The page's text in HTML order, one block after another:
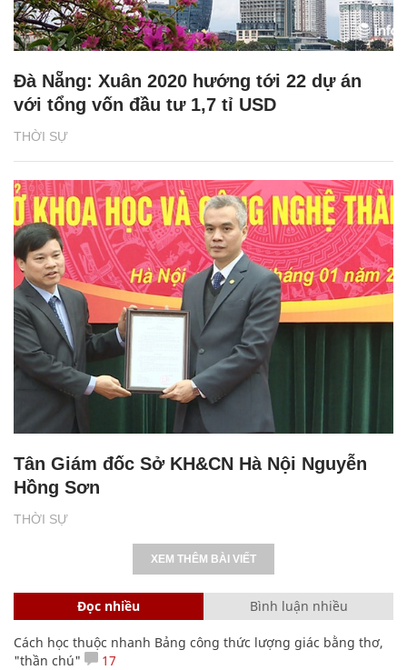
THỜI SỰ
Đà Nẵng: Xuân 2020 hướng tới 22 dự án
với tổng vốn đầu tư 1,7 tỉ USD
THỜI SỰ
Tân Giám đốc Sở KH&CN Hà Nội Nguyễn
Hồng Sơn
XEM THÊM BÀI VIẾT
Đọc nhiều Bình luận nhiều
Cách học thuộc nhanh Bảng công thức lượng giác bằng thơ,
"thần chú"
17